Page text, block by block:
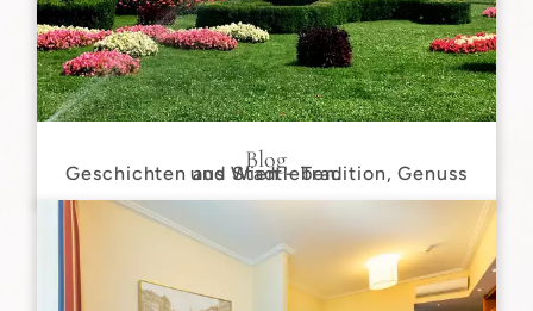
Blog
Geschichten aus Wien - Tradition, Genuss
und Stadtleben.